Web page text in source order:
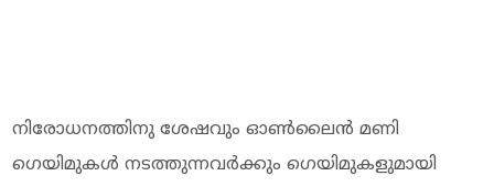
നിരോധനത്തിനു ശേഷവും ഓണ്‍ലൈന്‍ മണി
ഗെയിമുകള്‍ നടത്തുന്നവര്‍ക്കും ഗെയിമുകളുമായി